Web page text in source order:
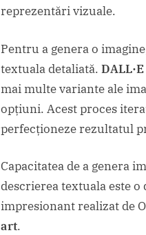
reprezentări vizuale.
Pentru a genera o
textuala detaliată. DALL·E
mai multe variante ale
opțiuni. Acest proces
perfecționeze rezultatul
Capacitatea de a genera
descrierea textuala este
impresionant realizat de
art.